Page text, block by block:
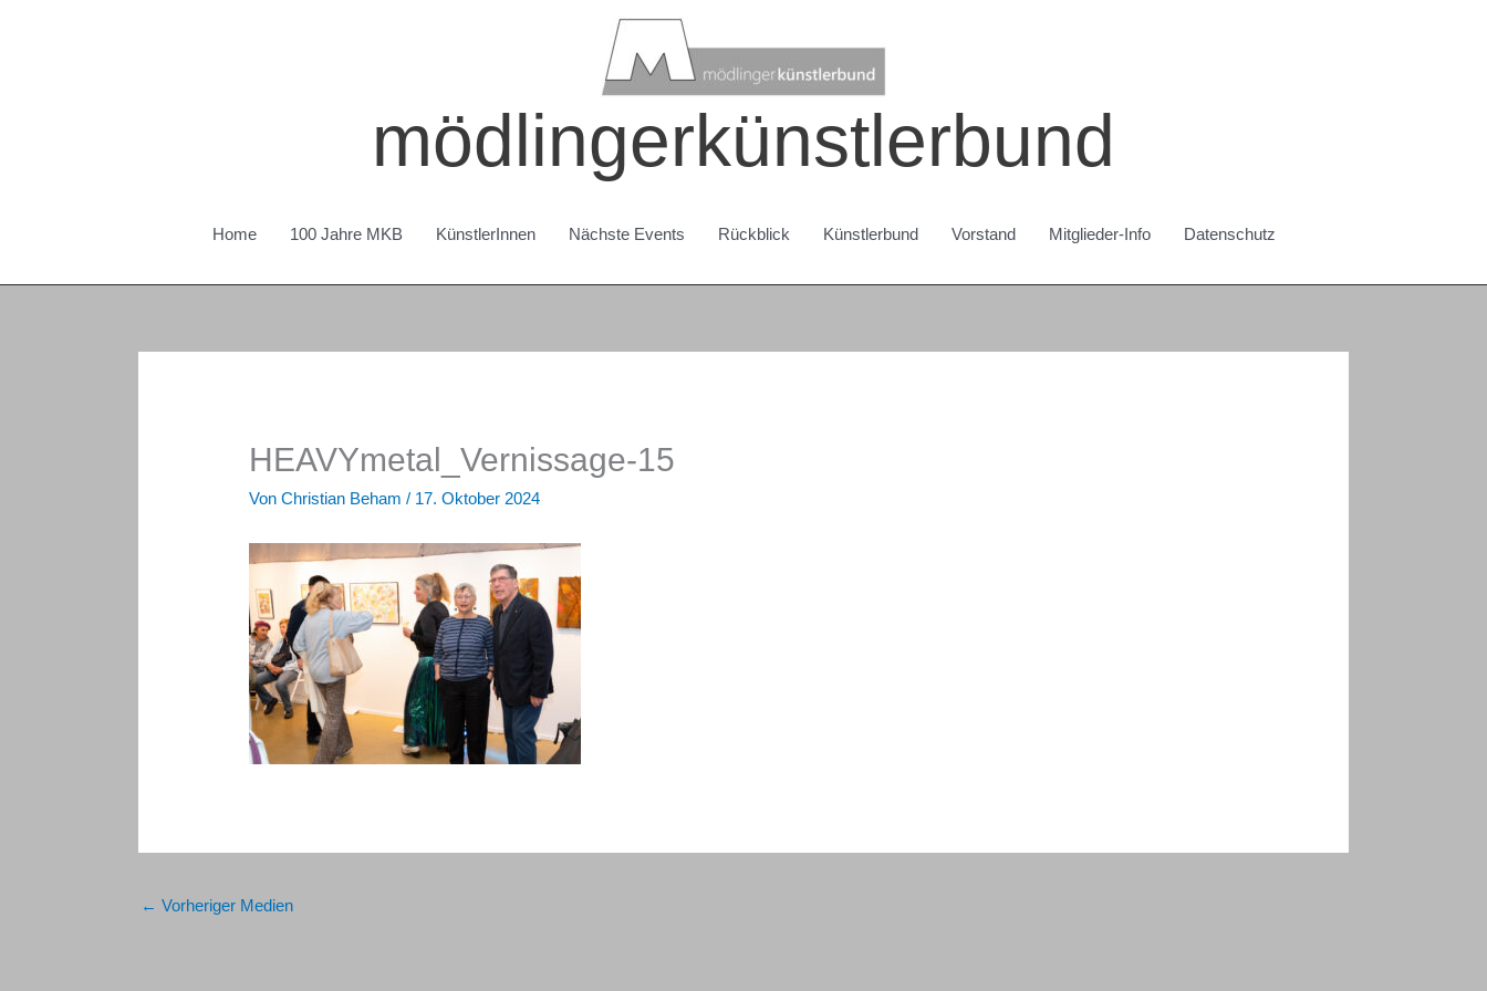
mödlingerkünstlerbund
Home 100 Jahre MKB KünstlerInnen Nächste Events Rückblick Künstlerbund Vorstand Mitglieder-Info Datenschutz
HEAVYmetal_Vernissage-15
VonChristian Beham/ 17. Oktober 2024
← Vorheriger Medien